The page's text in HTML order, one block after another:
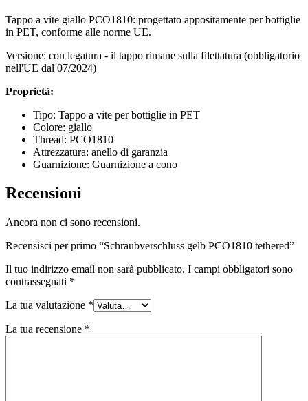
Bottiglie di riempimento a caldo (6)
Contenitore
Cosmetici
Cibo(483)
Sostenibile(301)
Bottiglie per salse
Tappo a vite giallo PCO1810: progettato appositamente per bottiglie
in PET, conforme alle norme UE.
Versione: con legatura - il tappo rimane sulla filettatura (obbligatorio
nell'UE dal 07/2024)
Proprietà:
Tipo: Tappo a vite per bottiglie in PET
Colore: giallo
Thread: PCO1810
Attrezzatura: anello di garanzia
Guarnizione: Guarnizione a cono
Recensioni
Ancora non ci sono recensioni.
Recensisci per primo “Schraubverschluss gelb PCO1810 tethered”
Il tuo indirizzo email non sarà pubblicato. I campi obbligatori sono
contrassegnati *
La tua valutazione *
La tua recensione *